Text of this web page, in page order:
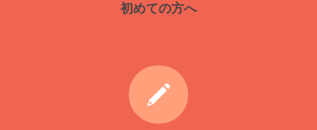
初めての方へ